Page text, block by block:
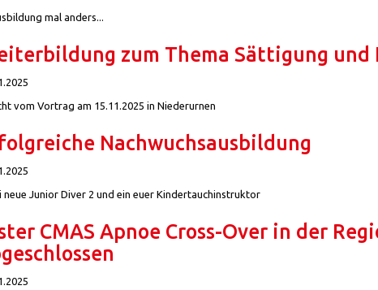
mal anders...
zum Thema Sättigung
vom Vortrag am 15.11.2025 in Niederurnen
Nachwuchsausbildung
neue Junior Diver 2 und ein euer Kindertauchinstruktor
CMAS Apnoe Cross-Over in der